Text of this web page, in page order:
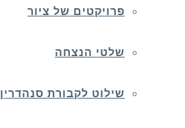
פרויקטים של ציור
שלטי הנצחה
שילוט לקבורת סנהדרין